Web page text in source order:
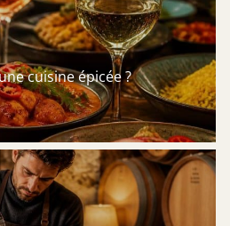
cuisine épicée ?